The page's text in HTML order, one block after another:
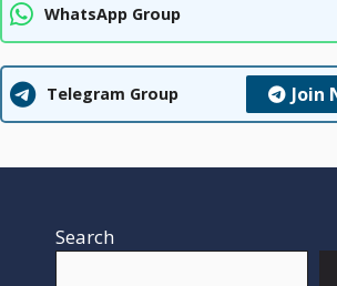
WhatsApp Group
Telegram Group Join
Search